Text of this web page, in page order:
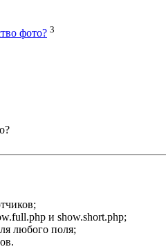
фото? 3
и show.short.php;
любого поля;